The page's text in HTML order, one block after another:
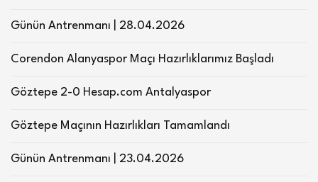
Günün Antrenmanı | 28.04.2026
Corendon Alanyaspor Maçı Hazırlıklarımız Başladı
Göztepe 2-0 Hesap.com Antalyaspor
Göztepe Maçının Hazırlıkları Tamamlandı
Günün Antrenmanı | 23.04.2026